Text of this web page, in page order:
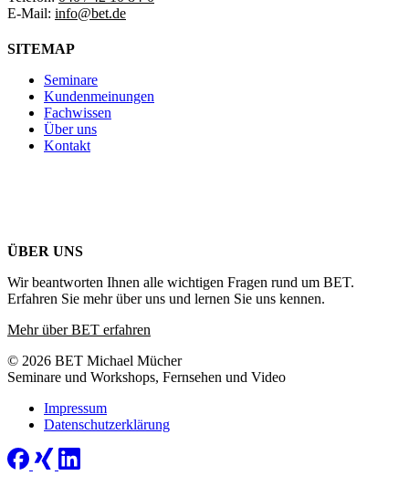
E-Mail: info@bet.de
SITEMAP
Seminare
Kundenmeinungen
Fachwissen
Über uns
Kontakt
ÜBER UNS
Wir beantworten Ihnen alle wichtigen Fragen rund um BET.
Erfahren Sie mehr über uns und lernen Sie uns kennen.
Mehr über BET erfahren
© 2026 BET Michael Mücher
Seminare und Workshops, Fernsehen und Video
Impressum
Datenschutzerklärung